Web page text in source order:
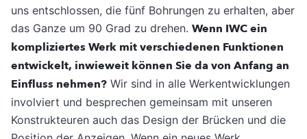
uns entschlossen, die fünf Bohrungen zu erhalten, aber
das Ganze um 90 Grad zu drehen. Wenn IWC ein
kompliziertes Werk mit verschiedenen Funktionen
entwickelt, inwieweit können Sie da von Anfang an
Einfluss nehmen? Wir sind in alle Werkentwicklungen
involviert und besprechen gemeinsam mit unseren
Konstrukteuren auch das Design der Brücken und die